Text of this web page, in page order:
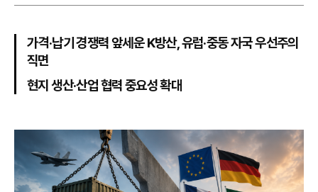
기
가격·납기 경쟁력 앞세운 K방산, 유럽·중동 자국 우선주의
직면
현지 생산·산업 협력 중요성 확대